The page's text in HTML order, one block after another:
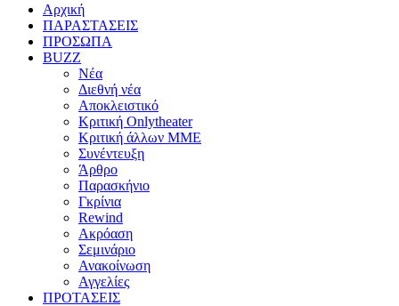
Αρχική
ΠΑΡΑΣΤΑΣΕΙΣ
ΠΡΟΣΩΠΑ
BUZZ
Νέα
Διεθνή νέα
Αποκλειστικό
Κριτική Onlytheater
Κριτική άλλων ΜΜΕ
Συνέντευξη
Άρθρο
Παρασκήνιο
Γκρίνια
Rewind
Ακρόαση
Σεμινάριο
Ανακοίνωση
Αγγελίες
ΠΡΟΤΑΣΕΙΣ